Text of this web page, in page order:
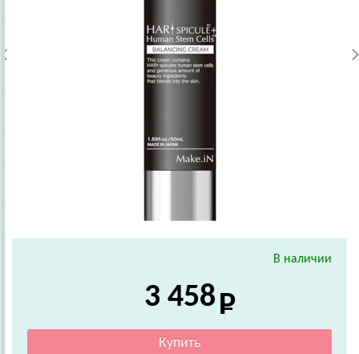
В наличии
3 458